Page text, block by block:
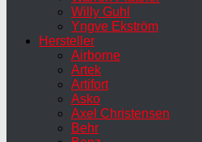
Willy Guhl
Yngve Ekström
Hersteller
Airborne
Artek
Artifort
Asko
Axel Christensen
Behr